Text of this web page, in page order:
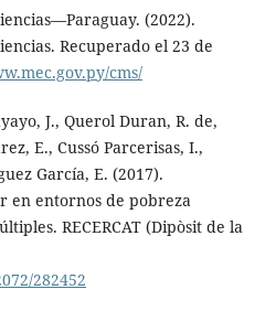
(2022).
Recuperado el 23 de
cms/
J., Querol Duran, R. de,
E., Cussó Parcerisas, I.,
García, E. (2017).
en entornos de pobreza
RECERCAT (Dipòsit de la
282452